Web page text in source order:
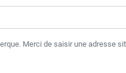
Merci de saisir une adresse